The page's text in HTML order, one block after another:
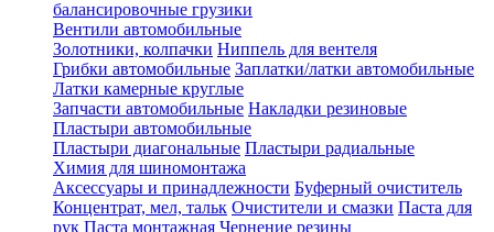
балансировочные грузики
Вентили автомобильные
Золотники, колпачки Ниппель для вентеля
Грибки автомобильные Заплатки/латки автомобильные
Латки камерные круглые
Запчасти автомобильные Накладки резиновые
Пластыри автомобильные
Пластыри диагональные Пластыри радиальные
Химия для шиномонтажа
Аксессуары и принадлежности Буферный очиститель
Концентрат, мел, тальк Очистители и смазки Паста для
рук Паста монтажная Чернение резины